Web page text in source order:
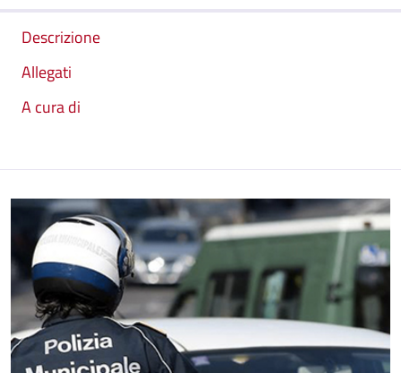
Descrizione
Allegati
A cura di